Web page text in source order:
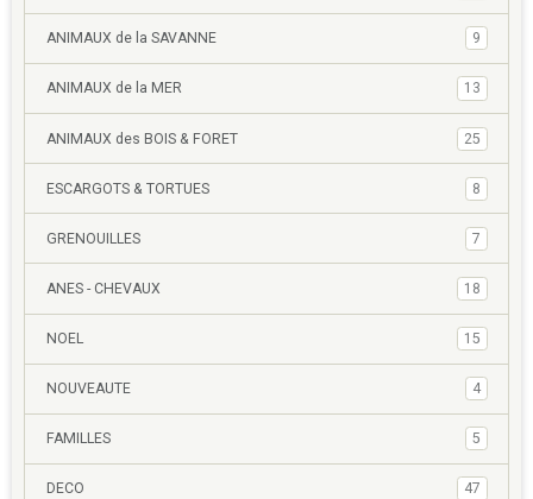
ANIMAUX de la SAVANNE 9
ANIMAUX de la MER 13
ANIMAUX des BOIS & FORET 25
ESCARGOTS & TORTUES 8
GRENOUILLES 7
ANES - CHEVAUX 18
NOEL 15
NOUVEAUTE 4
FAMILLES 5
DECO 47